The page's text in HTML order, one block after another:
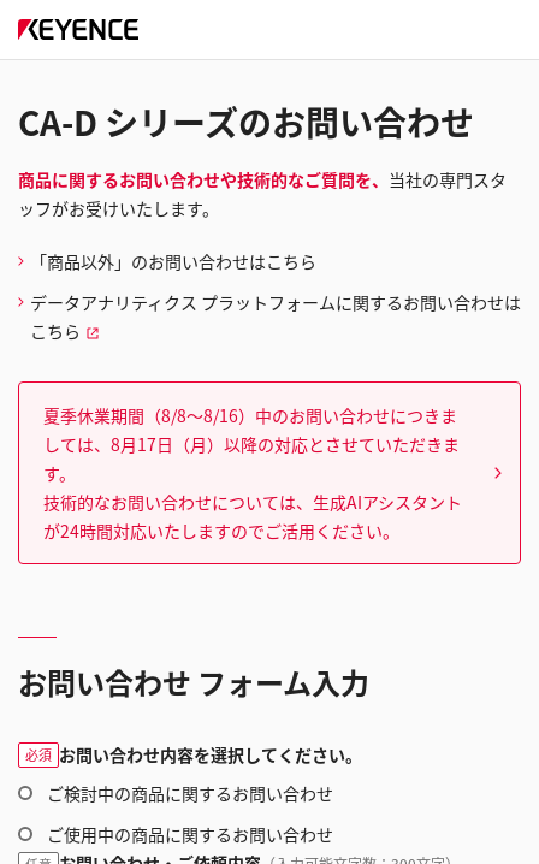
CA-D シリーズのお問い合わせ
商品に関するお問い合わせや技術的なご質問を、 当社の専門スタ
ッフがお受けいたします。
「商品以外」のお問い合わせはこちら
データアナリティクス プラットフォームに関するお問い合わせは
こちら
夏季休業期間（8/8～8/16）中のお問い合わせにつきま
しては、8月17日（月）以降の対応とさせていただきま
す。
技術的なお問い合わせについては、生成AIアシスタント
が24時間対応いたしますのでご活用ください。
お問い合わせ フォーム入力
必須 お問い合わせ内容を選択してください。
ご検討中の商品に関するお問い合わせ
ご使用中の商品に関するお問い合わせ